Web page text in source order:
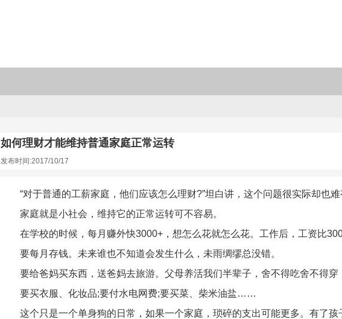
如何理财才能维持普通家庭正常运转
发布时间:2017/10/17
“对于普通的工薪家庭，他们应该怎么理财?”坦白讲，这个问题很实际却也难
家庭就是小社会，维持它的正常运转可不容易。
在学校的时候，每月赚外快3000+，想怎么花就怎么花。工作后，工资比
要每月存钱。未来谁也不知道会发生什么，未雨绸缪总没错。
要给爸妈买东西，送爸妈去旅游。父母养活我们半辈子，舍不得吃舍不得穿
要买衣服、化妆品;要付水电网费;要买菜、柴米油盐……
这个只是一个单身狗的日常，如果一个家庭，琐碎的支出可能更多。有了孩